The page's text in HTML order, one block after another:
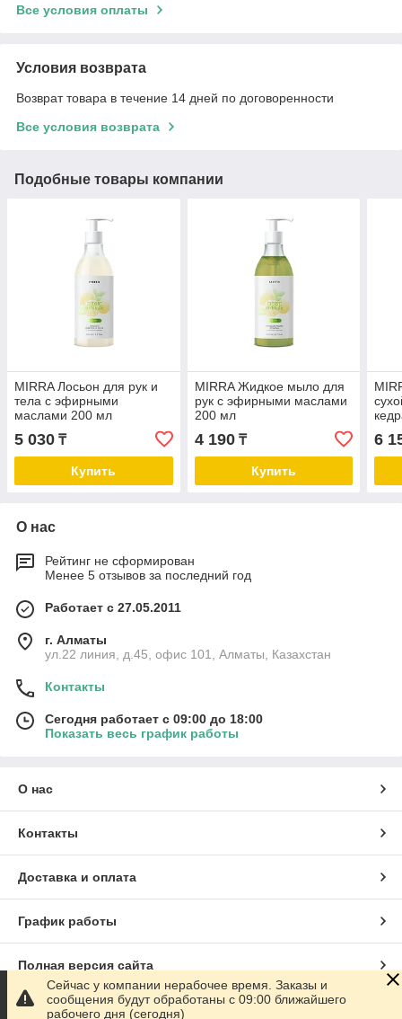
Все условия оплаты
Условия возврата
Возврат товара в течение 14 дней по договоренности
Все условия возврата
Подобные товары компании
MIRRA Лосьон для рук и
тела с эфирными
маслами 200 мл
5 030 ₸
Купить
MIRRA Жидкое мыло для
рук с эфирными маслами
200 мл
4 190₸
Купить
6
О нас
Рейтинг не сформирован
Менее 5 отзывов за последний год
Работает с 27.05.2011
г. Алматы
ул.22 линия, д.45, офис 101, Алматы, Казахстан
Контакты
Сегодня работает с 09:00 до 18:00
Показать весь график работы
О нас
Контакты
Доставка и оплата
График работы
Полная версия сайта
Сайт создан на маркетплейсе
Сейчас у компании нерабочее время. Заказы и
сообщения будут обработаны с 09:00 ближайшего
рабочего дня (сегодня)